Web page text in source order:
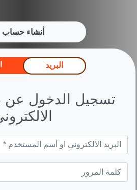
البريد
تسجيل الدخول عن